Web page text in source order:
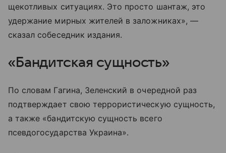
щекотливых ситуациях. Это просто шантаж, это
удержание мирных жителей в заложниках», —
сказал собеседник издания.
«Бандитская сущность»
По словам Гагина, Зеленский в очередной раз
подтверждает свою террористическую сущность,
а также «бандитскую сущность всего
псевдогосударства Украина».